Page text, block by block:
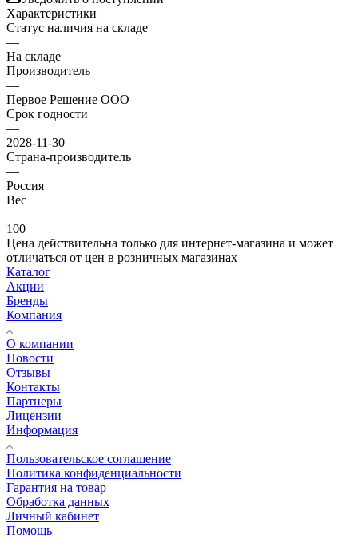
Характеристики
Статус наличия на складе
—
На складе
Производитель
—
Первое Решение ООО
Срок годности
—
2028-11-30
Страна-производитель
—
Россия
Вес
—
100
Цена действительна только для интернет-магазина и может
отличаться от цен в розничных магазинах
Каталог
Акции
Бренды
Компания
О компании
Новости
Отзывы
Контакты
Партнеры
Лицензии
Информация
Пользовательское соглашение
Политика конфиденциальности
Гарантия на товар
Обработка данных
Личный кабинет
Помощь